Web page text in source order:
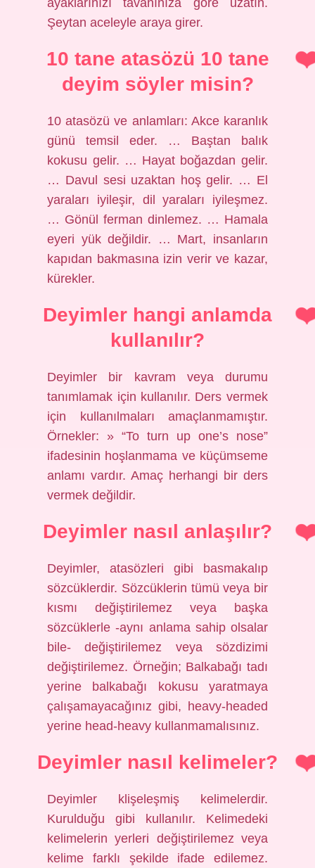
ayaklarınızı tavanınıza göre uzatın.
Şeytan aceleyle araya girer.
10 tane atasözü 10 tane
deyim söyler misin?
10 atasözü ve anlamları: Akce karanlık
günü temsil eder. … Baştan balık
kokusu gelir. … Hayat boğazdan gelir.
… Davul sesi uzaktan hoş gelir. … El
yaraları iyileşir, dil yaraları iyileşmez.
… Gönül ferman dinlemez. … Hamala
eyeri yük değildir. … Mart, insanların
kapıdan bakmasına izin verir ve kazar,
kürekler.
Deyimler hangi anlamda
kullanılır?
Deyimler bir kavram veya durumu
tanımlamak için kullanılır. Ders vermek
için kullanılmaları amaçlanmamıştır.
Örnekler: » “To turn up one’s nose”
ifadesinin hoşlanmama ve küçümseme
anlamı vardır. Amaç herhangi bir ders
vermek değildir.
Deyimler nasıl anlaşılır?
Deyimler, atasözleri gibi basmakalıp
sözcüklerdir. Sözcüklerin tümü veya bir
kısmı değiştirilemez veya başka
sözcüklerle -aynı anlama sahip olsalar
bile- değiştirilemez veya sözdizimi
değiştirilemez. Örneğin; Balkabağı tadı
yerine balkabağı kokusu yaratmaya
çalışamayacağınız gibi, heavy-headed
yerine head-heavy kullanmamalısınız.
Deyimler nasıl kelimeler?
Deyimler klişeleşmiş kelimelerdir.
Kurulduğu gibi kullanılır. Kelimedeki
kelimelerin yerleri değiştirilemez veya
kelime farklı şekilde ifade edilemez.